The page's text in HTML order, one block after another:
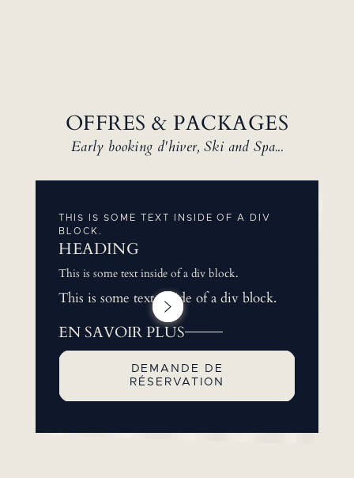
OFFRES & PACKAGES
Early booking d'hiver, Ski and Spa...
THIS IS SOME TEXT INSIDE OF A DIV
BLOCK.
HEADING
This is some text inside of a div block.
This is some text inside of a div block.
EN SAVOIR PLUS
DEMANDE DE
RÉSERVATION